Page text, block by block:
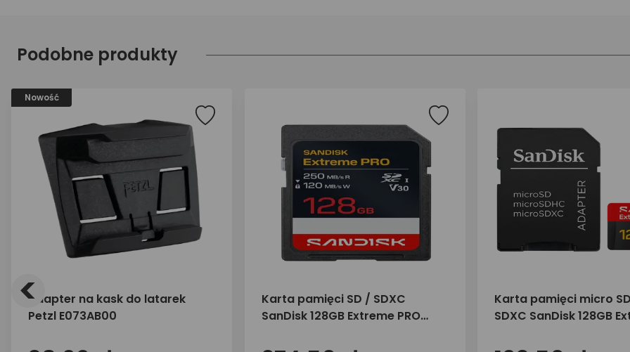
Podobne produkty
Nowość
adapter na kask do latarek
Petzl E073AB00
Karta pamięci SD / SDXC
SanDisk 128GB Extreme PRO
Karta pamięci micro
SDXC SanDisk 128GB
<